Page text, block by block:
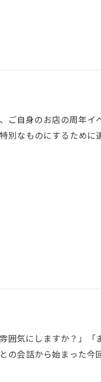
ご自身のお店の周年イ
別なものにするために
気にしますか？」「
の会話から始まった今